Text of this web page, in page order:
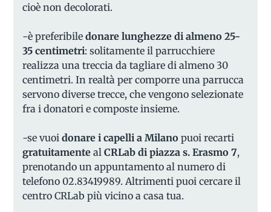
cioè non decolorati.
-è preferibiledonare lunghezze di almeno 25-
35 centimetri: solitamente il parrucchiere
realizza una treccia da tagliare di almeno 30
centimetri. In realtà per comporre una parrucca
servono diverse trecce, che vengono selezionate
fra i donatori e composte insieme.
-se vuoidonare i capelli a Milano puoi recarti
gratuitamente alCRLab di piazza s. Erasmo 7,
prenotando un appuntamento al numero di
telefono 02.83419989. Altrimenti puoi cercare il
centro CRLab più vicino a casa tua.